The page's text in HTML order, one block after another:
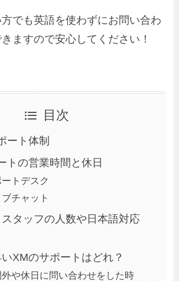
でも英語を使わずにお問い合わ
ますので安心してください！
目次
ート体制
トの営業時間と休日
トデスク
チャット
タッフの人数や日本語対応
XMのサポートはどれ？
外や休日に問い合わせをした時